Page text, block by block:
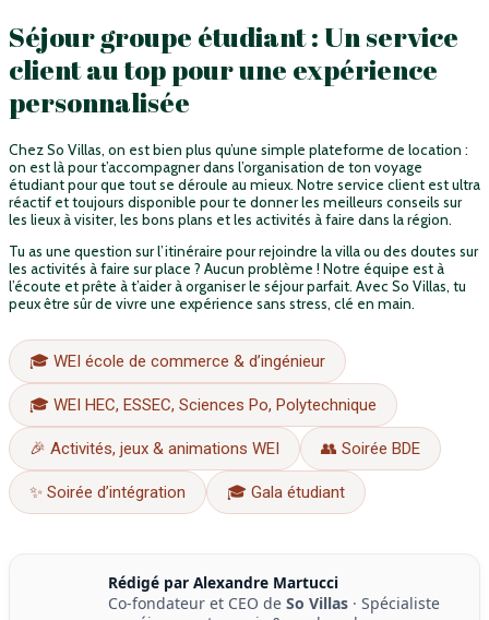
Séjour groupe étudiant : Un service
client au top pour une expérience
personnalisée
Chez So Villas, on est bien plus qu’une simple plateforme de location :
on est là pour t’accompagner dans l’organisation de ton voyage
étudiant pour que tout se déroule au mieux. Notre service client est ultra
réactif et toujours disponible pour te donner les meilleurs conseils sur
les lieux à visiter, les bons plans et les activités à faire dans la région.
Tu as une question sur l’itinéraire pour rejoindre la villa ou des doutes sur
les activités à faire sur place ? Aucun problème ! Notre équipe est à
l’écoute et prête à t’aider à organiser le séjour parfait. Avec So Villas, tu
peux être sûr de vivre une expérience sans stress, clé en main.
🎓 WEI école de commerce & d’ingénieur
🎓 WEI HEC, ESSEC, Sciences Po, Polytechnique
🎉 Activités, jeux & animations WEI 👥 Soirée BDE
✨ Soirée d’intégration 🎓 Gala étudiant
Rédigé par Alexandre Martucci
Co-fondateur et CEO de So Villas · Spécialiste